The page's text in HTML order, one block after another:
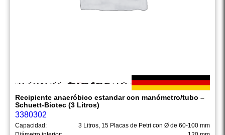
Recipiente anaeróbico estandar con manómetro/tubo –
Schuett-Biotec (3 Litros)
3380302
Capacidad:
3 Litros, 15 Placas de Petri con Ø de 60-100 mm